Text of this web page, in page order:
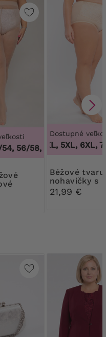
56/58, 60/62,44/46,
Dostupné
3XL, 4XL, 5XL, 6XL,
Béžové tvarujúce
nohavičky s
kvetinovou
21,99 €